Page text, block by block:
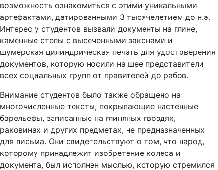
возможность ознакомиться с этими уникальными
артефактами, датированными 3 тысячелетием до н.э.
Интерес у студентов вызвали документы на глине,
каменные стелы с высеченными законами и
шумерская цилиндрическая печать для удостоверения
документов, которую носили на шее представители
всех социальных групп от правителей до рабов.
Внимание студентов было также обращено на
многочисленные тексты, покрывающие настенные
барельефы, записанные на глиняных гвоздях,
раковинах и других предметах, не предназначенных
для письма. Они свидетельствуют о том, что народ,
которому принадлежит изобретение колеса и
документа, был исполнен мыслью, которую стремился